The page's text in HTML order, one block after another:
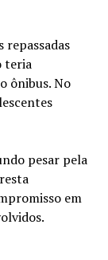
teria
ônibus. No
pesar pela
em